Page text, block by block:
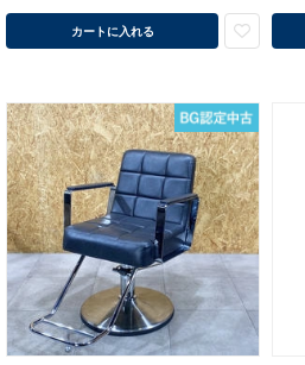
カートに入れる